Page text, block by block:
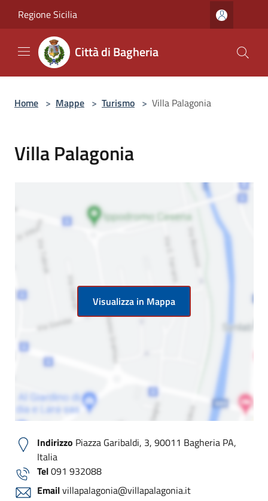
Regione Sicilia
Città di Bagheria
Home > Mappe > Turismo > Villa Palagonia
Villa Palagonia
Visualizza in Mappa
Indirizzo Piazza Garibaldi, 3, 90011 Bagheria PA,
Italia
Tel091 932088
Emailvillapalagonia@villapalagonia.it